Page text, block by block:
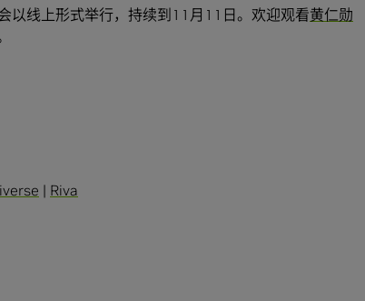
以线上形式举行，持续到11月11日。欢迎观看黄仁勋
| Riva